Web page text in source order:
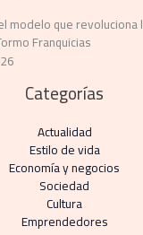
modelo que revoluciona
Franquicias
Categorías
Actualidad
Estilo de vida
Economía y negocios​
Sociedad
Cultura
Emprendedores